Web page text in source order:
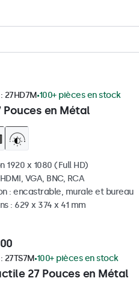
Pouces en Métal
27HD7M 100+ pièces en stock
1920 x 1080 (Full HD)
VGA, BNC, RCA
: encastrable, murale et bureau
: 629 x 374 x 41 mm
27 Pouces en Métal
27TS7M 100+ pièces en stock